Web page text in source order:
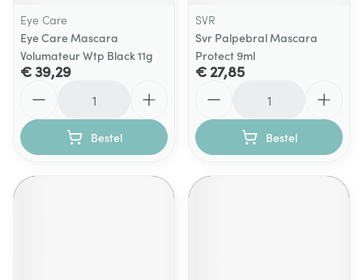
Eye Care
Eye Care Mascara
Volumateur Wtp Black 11g
€ 39,29
Bestel
SVR
Svr Palpebral Mascara
Protect 9ml
€ 27,85
Bestel